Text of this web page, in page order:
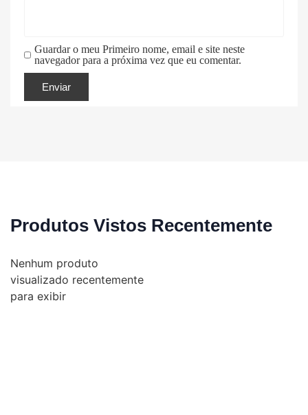
Guardar o meu Primeiro nome, email e site neste
navegador para a próxima vez que eu comentar.
Produtos Vistos Recentemente
Nenhum produto
visualizado recentemente
para exibir